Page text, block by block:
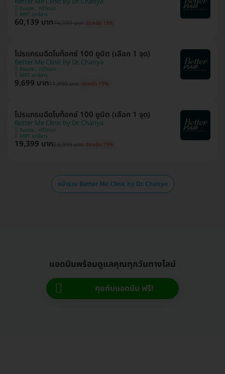
ดินแดง , ทวีวัฒนา
MRT สุทธิสาร
60,139 บาท74,399 บาท ประหยัด 19%
โปรแกรมฉีดโบท็อกซ์ 100 ยูนิต (เลือก 1 จุด)
Better Me Clinic by Dr. Chanya
ดินแดง , ทวีวัฒนา
MRT สุทธิสาร
9,699 บาท11,999 บาท ประหยัด 19%
โปรแกรมฉีดโบท็อกซ์ 100 ยูนิต (เลือก 1 จุด)
Better Me Clinic by Dr. Chanya
ดินแดง , ทวีวัฒนา
MRT สุทธิสาร
19,399 บาท23,999 บาท ประหยัด 19%
หน้ารวม Better Me Clinic by Dr. Chanya
แอดมินพร้อมดูแลคุณทุกวันทางไลน์
คุยกับแอดมิน ฟรี!